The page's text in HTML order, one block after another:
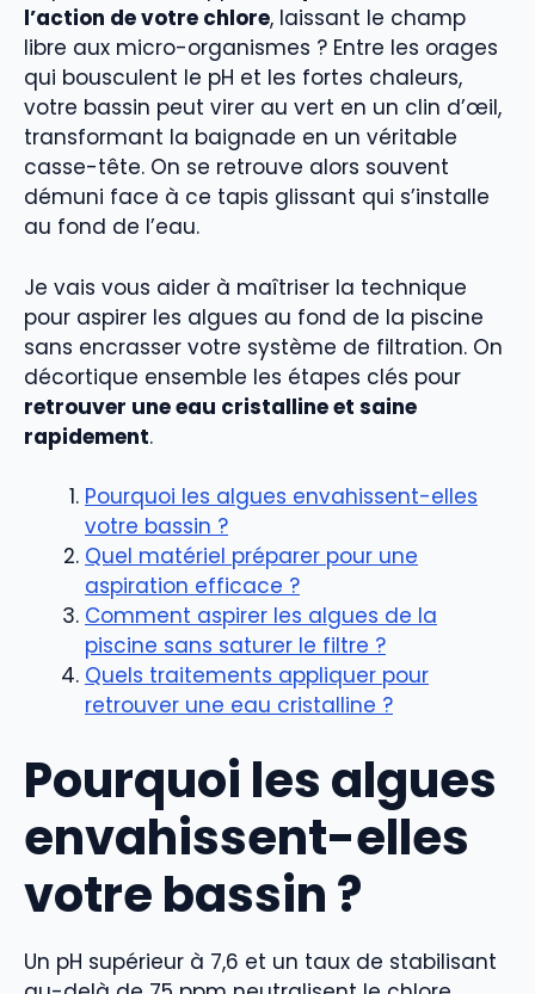
l’action de votre chlore, laissant le champ
libre aux micro-organismes ? Entre les orages
qui bousculent le pH et les fortes chaleurs,
votre bassin peut virer au vert en un clin d’œil,
transformant la baignade en un véritable
casse-tête. On se retrouve alors souvent
démuni face à ce tapis glissant qui s’installe
au fond de l’eau.
Je vais vous aider à maîtriser la technique
pour aspirer les algues au fond de la piscine
sans encrasser votre système de filtration. On
décortique ensemble les étapes clés pour
retrouver une eau cristalline et saine
rapidement.
Pourquoi les algues envahissent-elles
votre bassin ?
Quel matériel préparer pour une
aspiration efficace ?
Comment aspirer les algues de la
piscine sans saturer le filtre ?
Quels traitements appliquer pour
retrouver une eau cristalline ?
Pourquoi les algues
envahissent-elles
votre bassin ?
Un pH supérieur à 7,6 et un taux de stabilisant